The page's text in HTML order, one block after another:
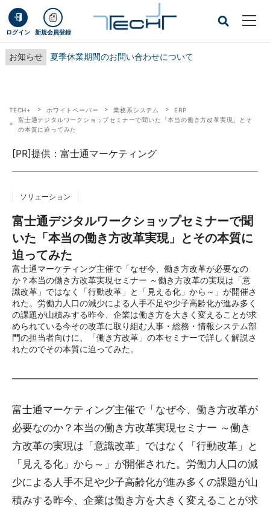
ログイン 新規会員登録
お知らせ 夏季休業期間のお問い合わせについて
TECH+ ホワイトペーパー 業務系システム
ERP
富士通デジタルワークショップセミナーで聞いた「本当の働き方改革実現」とそ
の本質に迫ってみた
[PR]提供：富士通マーケティング
ソリューション
富士通デジタルワークショップセミナーで聞
いた「本当の働き方改革実現」とその本質に
迫ってみた
富士通マーケティング主催で「なぜ今、働き方改革が必要なの
か？本当の働き方改革実現セミナー ～働き方改革の実現は「意
識改革」ではなく「行動改革」と「見える化」から～」が開催さ
れた。労働力人口の減少による人手不足や少子高齢化が進み多く
の課題が山積みする昨今、企業は働き方を大きく変えることが求
められている今その改革に取り組む人事・総務・情報システム部
門の担当者向けに、「働き方改革」の本セミナーで詳しく解説さ
れたのでその本質に迫ってみた。
富士通マーケティング主催で「なぜ今、働き方改革が
必要なのか？本当の働き方改革実現セミナー ～働き
方改革の実現は「意識改革」ではなく「行動改革」と
「見える化」から～」が開催された。労働力人口の減
少による人手不足や少子高齢化が進み多くの課題が山
積みする昨今、企業は働き方を大きく変えることが求